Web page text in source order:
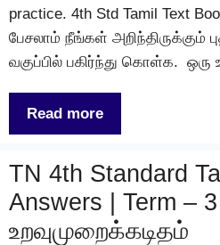
practice. 4th Std Tamil Text
பேசலாம் நீங்கள் அறிந்திருக்கும்
வகுப்பில் பகிர்ந்து கொள்க.
Read more
TN 4th Standard
Answers | Term –
உறவுமுறைக்கடிதம்